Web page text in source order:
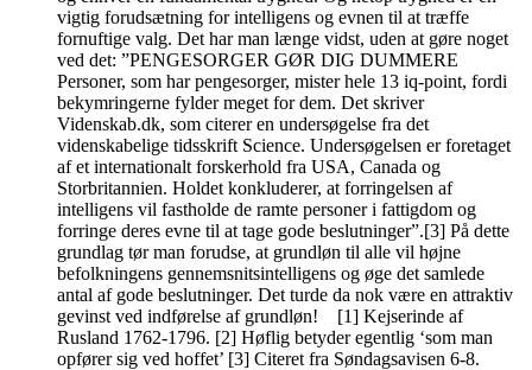
vigtig forudsætning for intelligens og evnen til at træffe
fornuftige valg. Det har man længe vidst, uden at gøre noget
ved det: ”PENGESORGER GØR DIG DUMMERE
Personer, som har pengesorger, mister hele 13 iq-point, fordi
bekymringerne fylder meget for dem. Det skriver
Videnskab.dk, som citerer en undersøgelse fra det
videnskabelige tidsskrift Science. Undersøgelsen er foretaget
af et internationalt forskerhold fra USA, Canada og
Storbritannien. Holdet konkluderer, at forringelsen af
intelligens vil fastholde de ramte personer i fattigdom og
forringe deres evne til at tage gode beslutninger”.[3] På dette
grundlag tør man forudse, at grundløn til alle vil højne
befolkningens gennemsnitsintelligens og øge det samlede
antal af gode beslutninger. Det turde da nok være en attraktiv
gevinst ved indførelse af grundløn! [1] Kejserinde af
Rusland 1762-1796. [2] Høflig betyder egentlig ‘som man
opfører sig ved hoffet’ [3] Citeret fra Søndagsavisen 6-8.